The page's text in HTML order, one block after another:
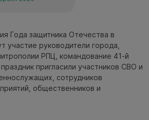
Года защитника Отечества в
участие руководители города,
РПЦ, командование 41-й
пригласили участников СВО и
сотрудников
общественников и